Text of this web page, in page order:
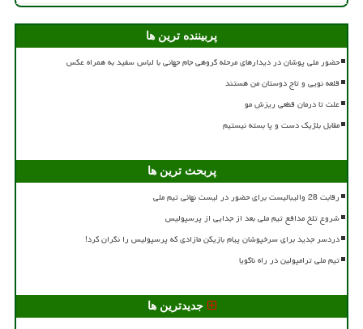
پربیننده ترین ها
حضور ملی پوشان در دیدارهای مرحله گروهی جام جهانی با لباس سفید به همراه عکس
قلعه نویی و تاج دوستان من هستند
علت تا درمان قطعی ریزش مو
مقابل بلژیک دست و پا بسته نیستیم
پربحث ترین ها
رقابت 28 والیبالیست برای حضور در لیست نهائی تیم ملی
شروع تلخ مدافع تیم ملی بعد از جدایی از پرسپولیس
دردسر جدید برای سرخپوشان پیام بازیکن مازادی که پرسپولیس را نگران کرد!
تیم ملی ترامپولین در راه ناگویا
جدیدترین ها